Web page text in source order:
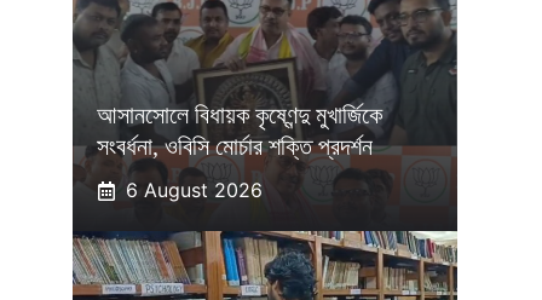
আসানসোলে বিধায়ক কৃষ্ণেন্দু মুখার্জিকে
সংবর্ধনা, ওবিসি মোর্চার শক্তি প্রদর্শন
6 August 2026